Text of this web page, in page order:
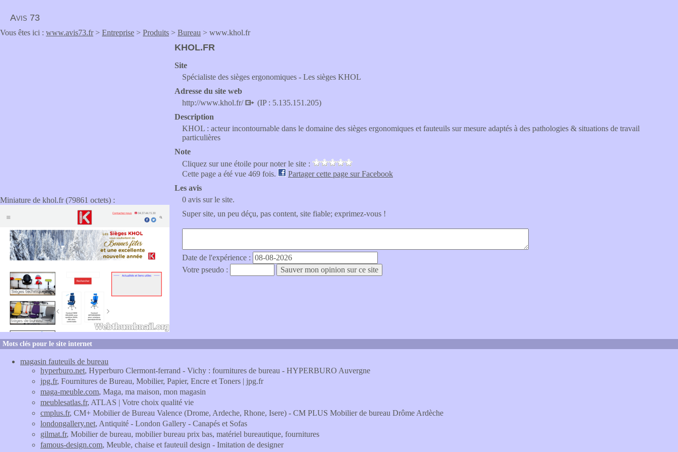
Avis 73
Vous êtes ici : www.avis73.fr> Entreprise > Produits > Bureau > www.khol.fr
Miniature de khol.fr (79861 octets) :
KHOL.FR
Site
Spécialiste des sièges ergonomiques - Les sièges KHOL
Adresse du site web
http://www.khol.fr/
(IP : 5.135.151.205)
Description
KHOL : acteur incontournable dans le domaine des sièges ergonomiques et fauteuils sur mesure adaptés à des pathologies & situations de travail
particulières
Note
Cliquez sur une étoile pour noter le site :
Cette page a été vue 469 fois.
Partager cette page sur Facebook
Les avis
0 avis sur le site.
Super site, un peu déçu, pas content, site fiable; exprimez-vous !
Date de l'expérience :
Votre pseudo :
Mots clés pour le site internet
magasin fauteuils de bureau
hyperburo.net, Hyperburo Clermont-ferrand - Vichy : fournitures de bureau - HYPERBURO Auvergne
jpg.fr, Fournitures de Bureau, Mobilier, Papier, Encre et Toners | jpg.fr
maga-meuble.com, Maga, ma maison, mon magasin
meublesatlas.fr, ATLAS | Votre choix qualité vie
cmplus.fr, CM+ Mobilier de Bureau Valence (Drome, Ardeche, Rhone, Isere) - CM PLUS Mobilier de bureau Drôme Ardèche
londongallery.net, Antiquité - London Gallery - Canapés et Sofas
gilmat.fr, Mobilier de bureau, mobilier bureau prix bas, matériel bureautique, fournitures
famous-design.com, Meuble, chaise et fauteuil design - Imitation de designer